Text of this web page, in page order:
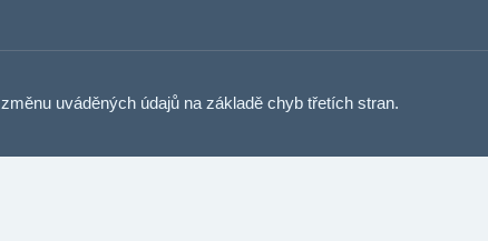
uváděných údajů na základě chyb třetích stran.